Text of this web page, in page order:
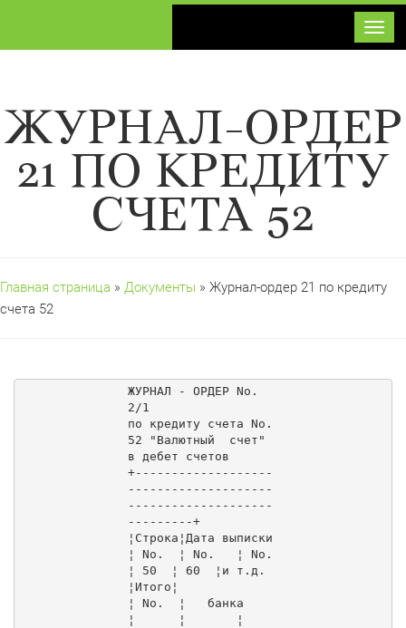
ЖУРНАЛ-ОРДЕР
21 ПО КРЕДИТУ
СЧЕТА 52
Главная страница » Документы » Журнал-ордер 21 по кредиту
счета 52
ЖУРНАЛ - ОРДЕР No.
2/1
по кредиту счета No.
52 "Валютный  счет"
в дебет счетов
+-------------------
--------------------
--------------------
---------+
¦Строка¦Дата выписки
¦ No.  ¦ No.   ¦ No.
¦ 50  ¦ 60  ¦и т.д.
¦Итого¦
¦ No.  ¦   банка
¦      ¦       ¦